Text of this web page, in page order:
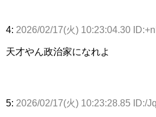
4: 2026/02/17(火) 10:23:04.30
天才やん政治家になれよ
5: 2026/02/17(火) 10:23:28.85 ID:/